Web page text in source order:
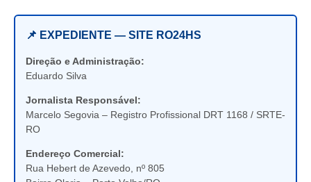
📌 EXPEDIENTE — SITE RO24HS
Direção e Administração:
Eduardo Silva
Jornalista Responsável:
Marcelo Segovia – Registro Profissional DRT 1168 / SRTE-
RO
Endereço Comercial:
Rua Hebert de Azevedo, nº 805